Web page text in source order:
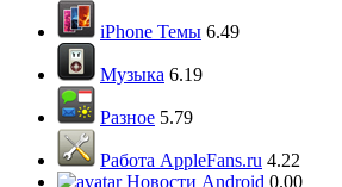
iPhone Темы 6.49
Музыка 6.19
Разное 5.79
Работа AppleFans.ru 4.22
Новости Android 0.00